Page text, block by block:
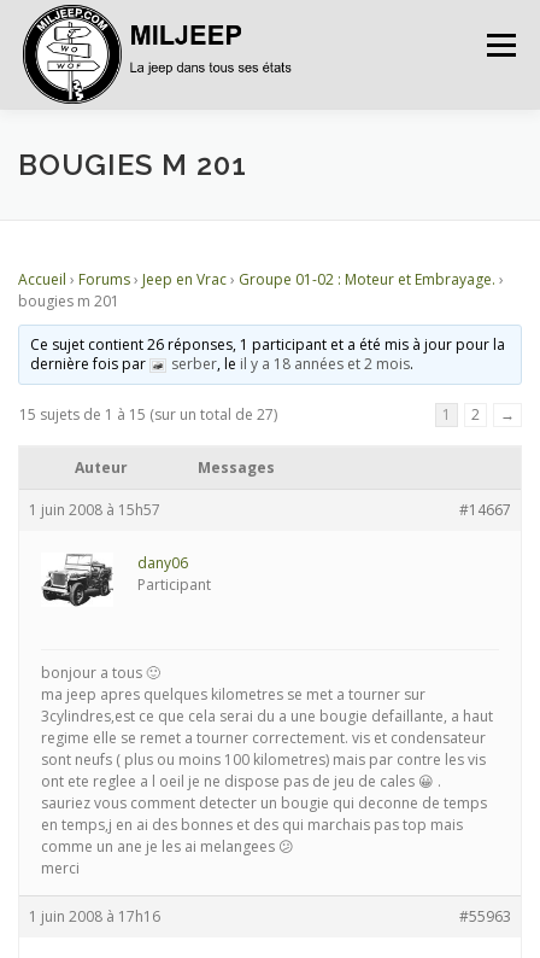
Menu
ACCUEIL ARTICLES
DOCUMENTATIONS FORUMS S’INSCRIRE
CONNEXION
BOUGIES M 201
Accueil › Forums› Jeep en Vrac› Groupe 01-02 : Moteur et Embrayage. ›
bougies m 201
Ce sujet contient 26 réponses, 1 participant et a été mis à jour pour la
dernière fois par
serber, le il y a 18 années et 2 mois.
15 sujets de 1 à 15 (sur un total de 27) 1 2 →
Auteur Messages
1 juin 2008 à 15h57 #14667
dany06
Participant
bonjour a tous 🙂
ma jeep apres quelques kilometres se met a tourner sur
3cylindres,est ce que cela serai du a une bougie defaillante, a haut
regime elle se remet a tourner correctement. vis et condensateur
sont neufs ( plus ou moins 100 kilometres) mais par contre les vis
ont ete reglee a l oeil je ne dispose pas de jeu de cales 😀 .
sauriez vous comment detecter un bougie qui deconne de temps
en temps,j en ai des bonnes et des qui marchais pas top mais
comme un ane je les ai melangees 😕
merci
1 juin 2008 à 17h16 #55963